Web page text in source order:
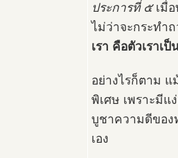
ประการที่ ๕เมื่อ
ไม่ว่าจะกระทำ
เรา คือตัวเรา
อย่างไรก็ตาม
พิเศษ เพราะมี
บูชาความดีของ
เอง